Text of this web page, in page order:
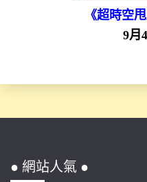
《超時空
9月
● 網站人氣 ●